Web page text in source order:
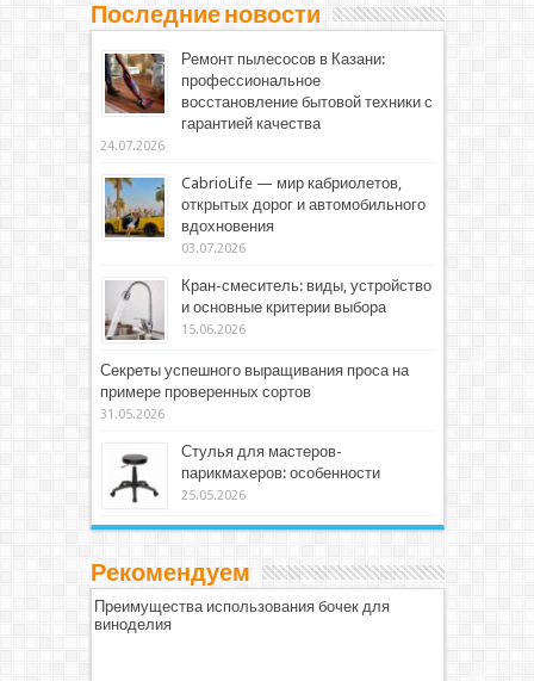
Последние новости
Ремонт пылесосов в Казани:
профессиональное
восстановление бытовой техники с
гарантией качества
24.07.2026
CabrioLife — мир кабриолетов,
открытых дорог и автомобильного
вдохновения
03.07.2026
Кран-смеситель: виды, устройство
и основные критерии выбора
15.06.2026
Секреты успешного выращивания проса на
примере проверенных сортов
31.05.2026
Стулья для мастеров-
парикмахеров: особенности
25.05.2026
Рекомендуем
Преимущества использования бочек для
виноделия